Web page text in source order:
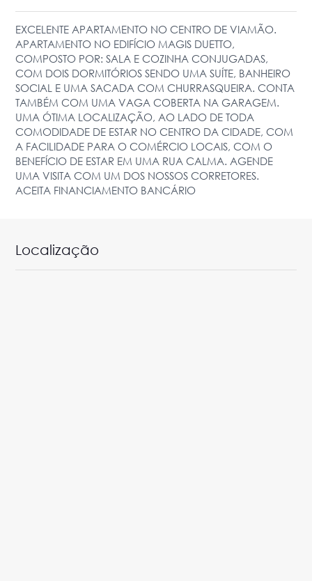
EXCELENTE APARTAMENTO NO CENTRO DE VIAMÃO.
APARTAMENTO NO EDIFÍCIO MAGIS DUETTO,
COMPOSTO POR: SALA E COZINHA CONJUGADAS,
COM DOIS DORMITÓRIOS SENDO UMA SUÍTE, BANHEIRO
SOCIAL E UMA SACADA COM CHURRASQUEIRA. CONTA
TAMBÉM COM UMA VAGA COBERTA NA GARAGEM.
UMA ÓTIMA LOCALIZAÇÃO, AO LADO DE TODA
COMODIDADE DE ESTAR NO CENTRO DA CIDADE, COM
A FACILIDADE PARA O COMÉRCIO LOCAIS, COM O
BENEFÍCIO DE ESTAR EM UMA RUA CALMA. AGENDE
UMA VISITA COM UM DOS NOSSOS CORRETORES.
ACEITA FINANCIAMENTO BANCÁRIO
Localização